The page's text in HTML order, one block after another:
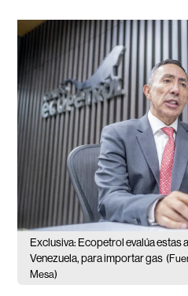
Exclusiva: Ecopetrol evalúa estas
Venezuela, para importar gas
Mesa)